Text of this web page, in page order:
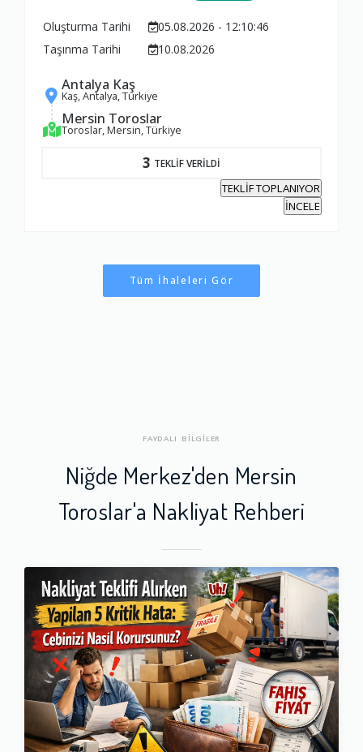
Oluşturma Tarihi
05.08.2026 - 12:10:46
Taşınma Tarihi
10.08.2026
Antalya Kaş
Kaş, Antalya, Türkiye
Mersin Toroslar
Toroslar, Mersin, Türkiye
3 TEKLİF VERİLDİ
TEKLİF TOPLANIYOR
İNCELE
Tüm İhaleleri Gör
FAYDALI BİLGİLER
Niğde Merkez'den Mersin
Toroslar'a Nakliyat Rehberi